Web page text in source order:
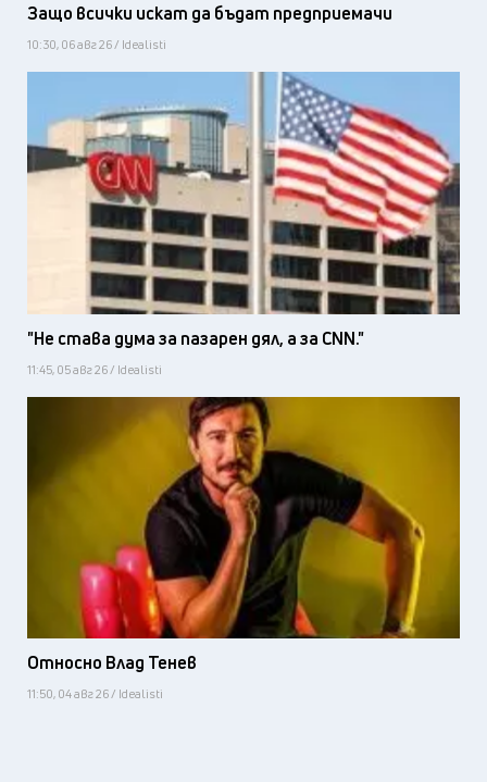
Защо всички искат да бъдат предприемачи
10:30, 06 авг 26 / Idealisti
"Не става дума за пазарен дял, а за CNN."
11:45, 05 авг 26 / Idealisti
Относно Влад Тенев
11:50, 04 авг 26 / Idealisti